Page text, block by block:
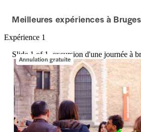
Meilleures expériences à Bruges
Expérience 1
Annulation gratuite
Slide 1 of 1, excursion d'une journée à